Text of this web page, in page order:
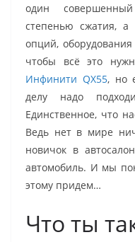
один
степенью сжатия,
опций,
чтобы всё это
Инфинити QX55, но
делу надо
Единственное, что
Ведь нет в мире
новичок в
автомобиль. И мы
этому придем…
Что ты